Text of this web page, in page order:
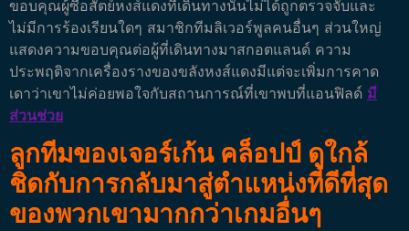
ขอบคุณผู้ซื่อสัตย์หงส์แดงที่เดินทางนั้นไม่ได้ถูกตรวจจับและ
ไม่มีการร้องเรียนใดๆ สมาชิกทีมลิเวอร์พูลคนอื่นๆ ส่วนใหญ่
แสดงความขอบคุณต่อผู้ที่เดินทางมาสกอตแลนด์ ความ
ประพฤติจากเครื่องรางของขลังหงส์แดงมีแต่จะเพิ่มการคาด
เดาว่าเขาไม่ค่อยพอใจกับสถานการณ์ที่เขาพบที่แอนฟิลด์ มี
ส่วนช่วย
ลูกทีมของเจอร์เก้น คล็อปป์ ดูใกล้
ชิดกับการกลับมาสู่ตำแหน่งที่ดีที่สุด
ของพวกเขามากกว่าเกมอื่นๆ